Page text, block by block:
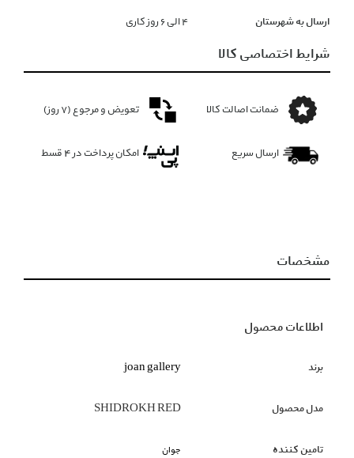
ارسال به شهرستان ۴ الی ۶ روز کاری
شرایط اختصاصی کالا
ضمانت اصالت کالا تعویض و مرجوع (۷ روز)
ارسال سریع امکان پرداخت در 4 قسط
مشخصات
اطلاعات محصول
برند joan gallery
مدل محصول SHIDROKH RED
تامین کننده جوان